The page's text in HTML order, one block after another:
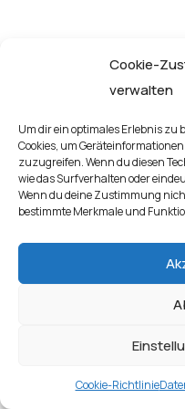
Cookie-
verwalten
Um dir ein optimales Erlebnis zu
Cookies, um
zuzugreifen. Wenn du diesen
wie das Surfverhalten oder
Wenn du deine Zustimmung
bestimmte Merkmale und
Cookie-Richtlinie